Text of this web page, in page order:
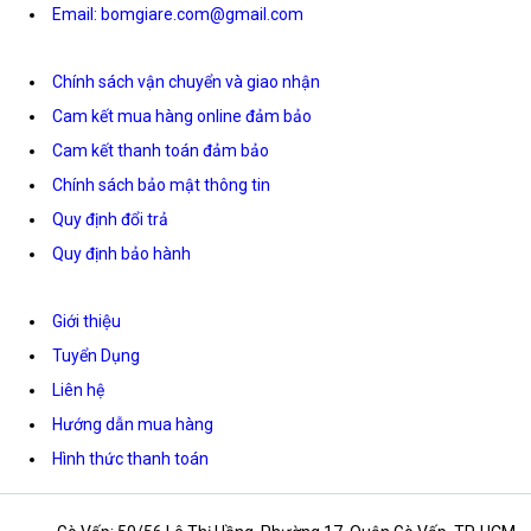
Email: bomgiare.com@gmail.com
Chính sách vận chuyển và giao nhận
Cam kết mua hàng online đảm bảo
Cam kết thanh toán đảm bảo
Chính sách bảo mật thông tin
Quy định đổi trả
Quy định bảo hành
Giới thiệu
Tuyển Dụng
Liên hệ
Hướng dẫn mua hàng
Hình thức thanh toán